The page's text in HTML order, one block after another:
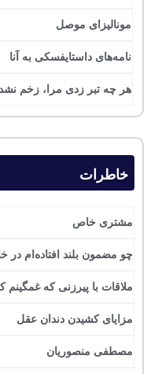
مونالیزای موصل
نامه‌های داستایفسکی به آنا
هر چه تبر زدی مرا، زخم
خاطرات
مشتری خاص
چو مضمون بلند افتاده‌ام در
ملاقات با پیرزنی که غمگینم
مزایای کشیدن دندان عقل
مصطفی منصوریان